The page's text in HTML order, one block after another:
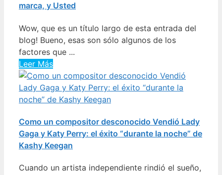
marca, y Usted
Wow, que es un título largo de esta entrada del
blog! Bueno, esas son sólo algunos de los
factores que ...
Leer Más
Como un compositor desconocido Vendió Lady
Gaga y Katy Perry: el éxito “durante la noche” de
Kashy Keegan
Cuando un artista independiente rindió el sueño,